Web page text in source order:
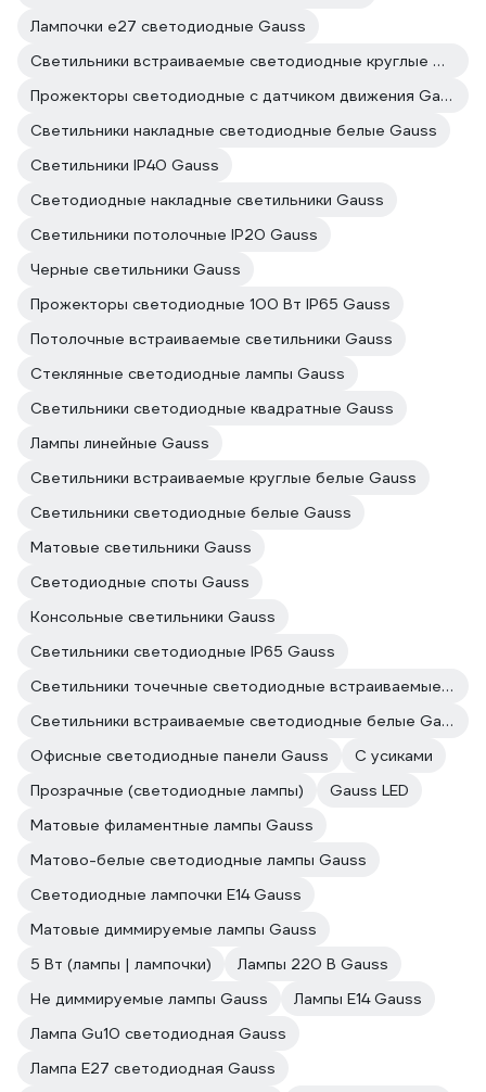
Лампочки е27 светодиодные Gauss
Светильники встраиваемые светодиодные круглые Gauss
Прожекторы светодиодные с датчиком движения Gauss
Светильники накладные светодиодные белые Gauss
Светильники IP40 Gauss
Светодиодные накладные светильники Gauss
Светильники потолочные IP20 Gauss
Черные светильники Gauss
Прожекторы светодиодные 100 Вт IP65 Gauss
Потолочные встраиваемые светильники Gauss
Стеклянные светодиодные лампы Gauss
Светильники светодиодные квадратные Gauss
Лампы линейные Gauss
Светильники встраиваемые круглые белые Gauss
Светильники светодиодные белые Gauss
Матовые светильники Gauss
Светодиодные споты Gauss
Консольные светильники Gauss
Светильники светодиодные IP65 Gauss
Светильники точечные светодиодные встраиваемые Gauss
Светильники встраиваемые светодиодные белые Gauss
Офисные светодиодные панели Gauss
С усиками
Прозрачные (светодиодные лампы)
Gauss LED
Матовые филаментные лампы Gauss
Матово-белые светодиодные лампы Gauss
Светодиодные лампочки E14 Gauss
Матовые диммируемые лампы Gauss
5 Вт (лампы | лампочки)
Лампы 220 В Gauss
Не диммируемые лампы Gauss
Лампы E14 Gauss
Лампа Gu10 светодиодная Gauss
Лампа E27 светодиодная Gauss